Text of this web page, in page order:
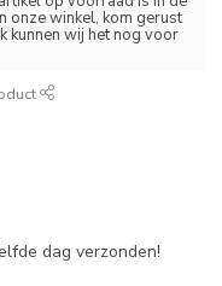
onze winkel, kom gerust
kunnen wij het nog voor
dag verzonden!